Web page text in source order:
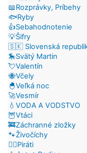
📖Rozprávky, Príbehy
🐟Ryby
👍Sebahodnotenie
💡Šifry
🇸🇰 Slovenská
🎠Svätý Martin
💘Valentín
🐝Včely
🐣Veľká noc
🚀Vesmír
💧VODA A VODSTVO
🦉Vtáci
🚒Záchranné zložky
🐾Živočíchy
🏴‍☠️Piráti